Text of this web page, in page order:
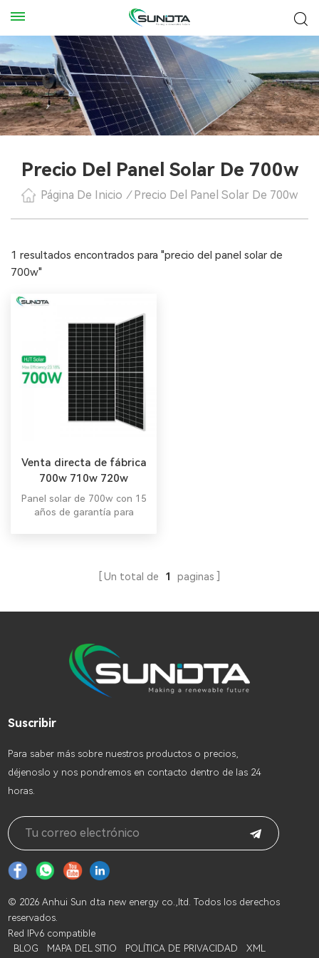
Precio Del Panel Solar De 700w
Página De Inicio / Precio Del Panel Solar De 700w
1 resultados encontrados para "precio del panel solar de
700w"
Venta directa de fábrica
700w 710w 720w
Módulo solar con
tecnología HJT 2.0
Panel solar de 700w con 15
años de garantía para
Un total de 1 paginas
Suscribir
Para saber más sobre nuestros productos o precios,
déjenoslo y nos pondremos en contacto dentro de las 24
horas.
© 2026 Anhui Sun d.ta new energy co.,ltd. Todos los derechos
reservados.
Red IPv6 compatible
BLOG
MAPA DEL SITIO POLÍTICA DE PRIVACIDAD XML